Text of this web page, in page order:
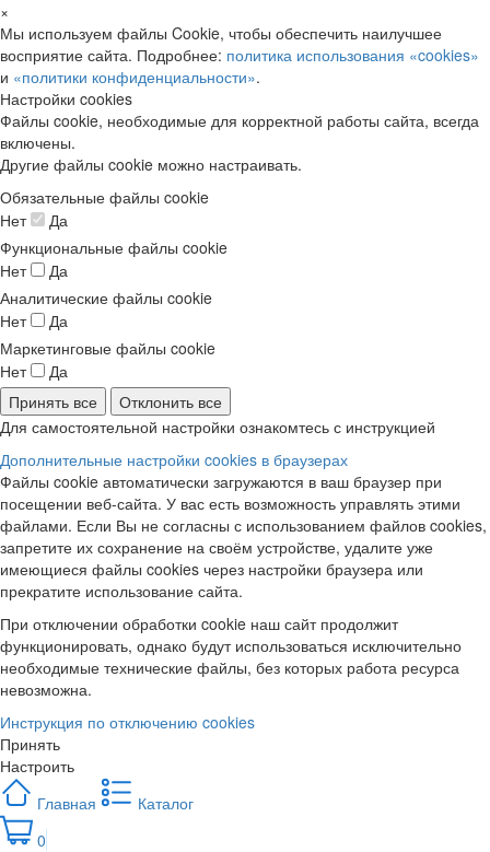
×
Мы используем файлы Cookie, чтобы обеспечить наилучшее
восприятие сайта. Подробнее: политика использования «cookies»
и «политики конфиденциальности».
Настройки cookies
Файлы cookie, необходимые для корректной работы сайта, всегда
включены.
Другие файлы cookie можно настраивать.
Обязательные файлы cookie
Нет
Да
Функциональные файлы cookie
Нет
Да
Аналитические файлы cookie
Нет
Да
Маркетинговые файлы cookie
Нет
Да
Принять все
Отклонить все
Для самостоятельной настройки ознакомтесь с инструкцией
Дополнительные настройки cookies в браузерах
Файлы cookie автоматически загружаются в ваш браузер при
посещении веб-сайта. У вас есть возможность управлять этими
файлами. Если Вы не согласны с использованием файлов cookies,
запретите их сохранение на своём устройстве, удалите уже
имеющиеся файлы cookies через настройки браузера или
прекратите использование сайта.
При отключении обработки cookie наш сайт продолжит
функционировать, однако будут использоваться исключительно
необходимые технические файлы, без которых работа ресурса
невозможна.
Инструкция по отключению cookies
Принять
Настроить
Главная
Каталог
0